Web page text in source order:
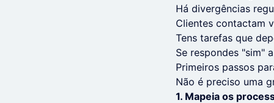
Há divergências
Clientes contactam
Tens tarefas que
Se respondes "sim"
Primeiros passos
Não é preciso uma
1. Mapeia os